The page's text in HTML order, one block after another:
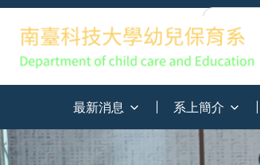
最新消息 系上簡介